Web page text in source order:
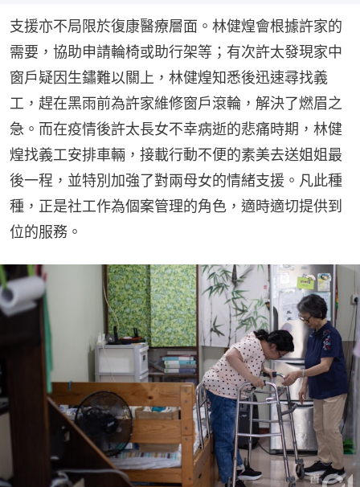
支援亦不局限於復康醫療層面。林健煌會根據許家的
需要，協助申請輪椅或助行架等；有次許太發現家中
窗戶疑因生鏽難以關上，林健煌知悉後迅速尋找義
工，趕在黑雨前為許家維修窗戶滾輪，解決了燃眉之
急。而在疫情後許太長女不幸病逝的悲痛時期，林健
煌找義工安排車輛，接載行動不便的素美去送姐姐最
後一程，並特別加強了對兩母女的情緒支援。凡此種
種，正是社工作為個案管理的角色，適時適切提供到
位的服務。